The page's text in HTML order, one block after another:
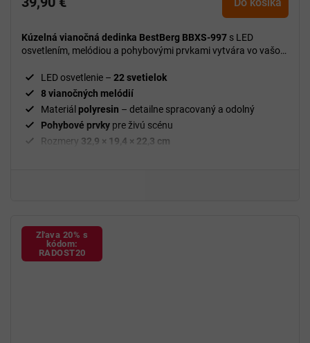
Kúzelná vianočná dedinka BestBerg BBXS-997 s LED
osvetlením, melódiou a pohybovými prvkami vytvára vo vašom
LED osvetlenie – 22 svetielok
8 vianočných melódií
Materiál polyresin – detailne spracovaný a odolný
Pohybové prvky pre živú scénu
Rozmery 32,9 × 19,4 × 22,3 cm
Zľava 20% s
kódom:
RADOST20